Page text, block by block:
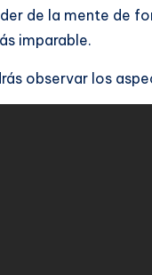
de la mente de
imparable.
observar los